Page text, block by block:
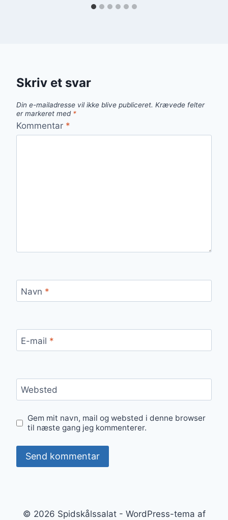
Skriv et svar
Din e-mailadresse vil ikke blive publiceret. Krævede felter
er markeret med *
Kommentar *
Navn *
E-mail *
Websted
Gem mit navn, mail og websted i denne browser
til næste gang jeg kommenterer.
© 2026 Spidskålssalat - WordPress-tema af